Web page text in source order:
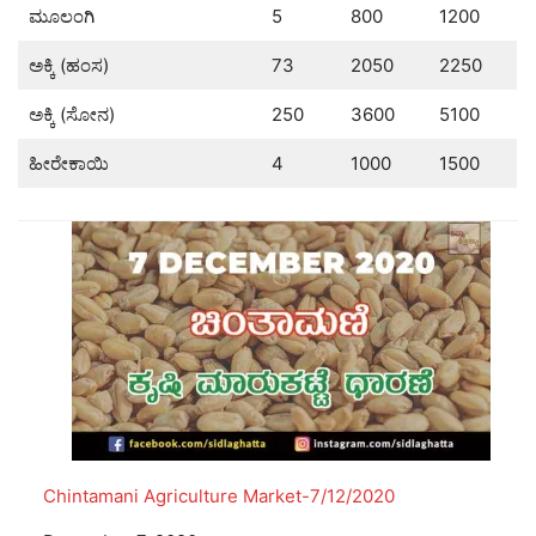
ಮೂಲಂಗಿ 5 800 1200
ಅಕ್ಕಿ (ಹಂಸ) 73 2050 2250
ಅಕ್ಕಿ (ಸೋನ) 250 3600 5100
ಹೀರೇಕಾಯಿ 4 1000 1500
Chintamani Agriculture Market-7/12/2020